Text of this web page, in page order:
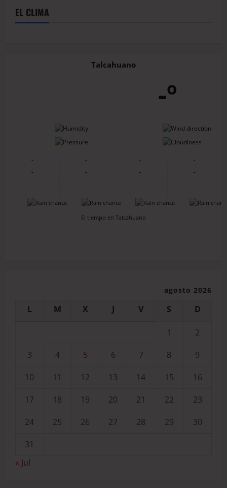
EL CLIMA
Talcahuano
-º
-
-
-
-
-
-
-
-
-
-
-
-
-
-
-
-
El tiempo en Talcahuano
agosto 2026
L M X J V S D
1
2
3
4 5 6 7 8
9
10
11 12 13 14 15
16
17
18 19 20 21 22
23
24
25 26 27 28 29
30
31
« Jul